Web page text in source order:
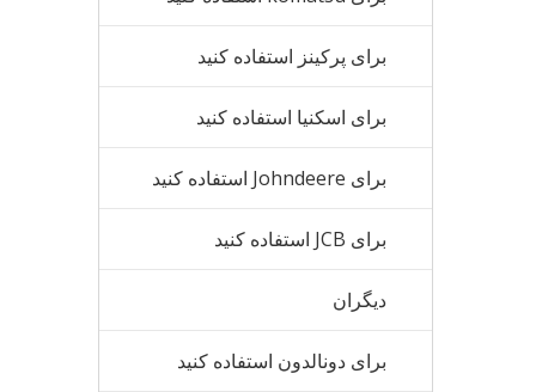
برای پرکینز استفاده کنید
برای اسکنیا استفاده کنید
برای Johndeere استفاده کنید
برای JCB استفاده کنید
دیگران
برای دونالدون استفاده کنید